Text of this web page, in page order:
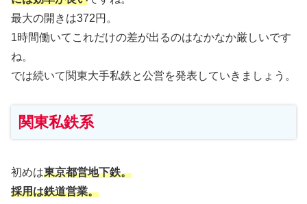
最大の開きは372円。
1時間働いてこれだけの差が出るのはなかなか厳しいです
ね。
では続いて関東大手私鉄と公営を発表していきましょう。
関東私鉄系
初めは東京都営地下鉄。
採用は鉄道営業。